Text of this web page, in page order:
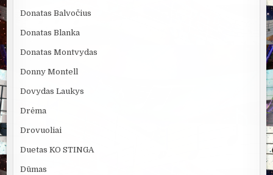
Donatas Balvočius
Donatas Blanka
Donatas Montvydas
Donny Montell
Dovydas Laukys
Drėma
Drovuoliai
Duetas KO STINGA
Dūmas